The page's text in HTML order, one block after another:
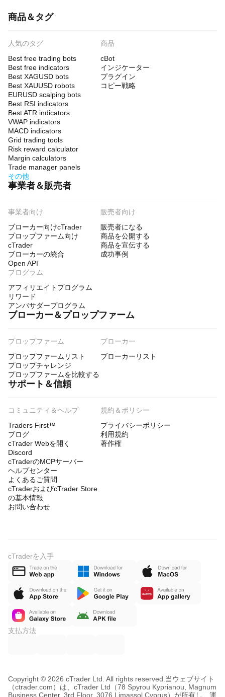
商品＆タグ
人気のタグ
Best free trading bots
Best free indicators
Best XAGUSD bots
Best XAUUSD robots
EURUSD scalping bots
Best RSI indicators
Best ATR indicators
VWAP indicators
MACD indicators
Grid trading tools
Risk reward calculator
Margin calculators
Trade manager panels
その他
商品
cBot
インジケーター
プラグイン
コピー戦略
事業者＆販売者
事業者向け
ブローカー向けcTrader
プロップファーム向け
cTrader
ブローカーの統合
Open API
販売者向け
販売者になる
商品を公開する
商品を宣伝する
成功事例
プログラム
アフィリエイトプログラム
リワード
アンバサダープログラム
ブローカー＆プロップファーム
プロップファーム
プロップファームリスト
プロップチャレンジ
プロップファームを比較する
ブローカー
ブローカーリスト
サポート＆信頼
コミュニティ＆ヘルプ
Traders First™
ブログ
cTrader Webを開く
Discord
cTraderのMCPサーバー
ヘルプセンター
よくあるご質問
cTraderおよびcTrader Store
の基本情報
お問い合わせ
規約＆ポリシー
プライバシーポリシー
利用規約
著作権
cTraderを入手
支払方法
Copyright © 2026 cTrader Ltd. All rights reserved. 当ウェブサイト
（ctrader.com）は、cTrader Ltd（78 Spyrou Kyprianou, Magnum
Business Center, 3rd Floor, 3076 Limassol Cyprus）が所有し、運